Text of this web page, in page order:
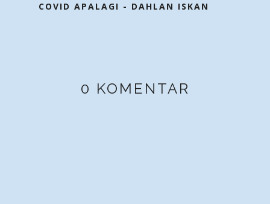
COVID APALAGI - DAHLAN ISKAN
0 KOMENTAR